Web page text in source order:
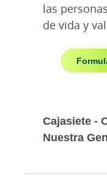
las
de vida y
Cajasiete -
Nuestra